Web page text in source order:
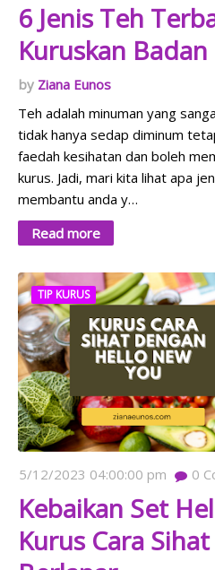
6 Jenis Teh
Kuruskan Badan
Ziana Eunos
Teh adalah minuman yang
tidak hanya sedap diminum
faedah kesihatan dan boleh
kurus. Jadi, mari kita lihat apa
membantu anda y…
Read more
TIP KURUS
5/12/2023 04:00:00 pm 0
Kebaikan Set
Kurus Cara